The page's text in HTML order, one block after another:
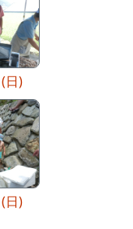
(日)
(日)